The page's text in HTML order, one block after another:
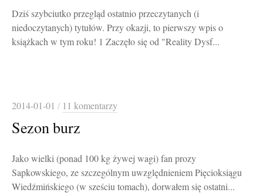
Dziś szybciutko przegląd ostatnio przeczytanych (i
niedoczytanych) tytułów. Przy okazji, to pierwszy wpis o
książkach w tym roku! 1 Zaczęło się od "Reality Dysf...
2014-01-01 / 11 komentarzy
Sezon burz
Jako wielki (ponad 100 kg żywej wagi) fan prozy
Sapkowskiego, ze szczególnym uwzględnieniem Pięcioksiągu
Wiedźmińskiego (w sześciu tomach), dorwałem się ostatni...